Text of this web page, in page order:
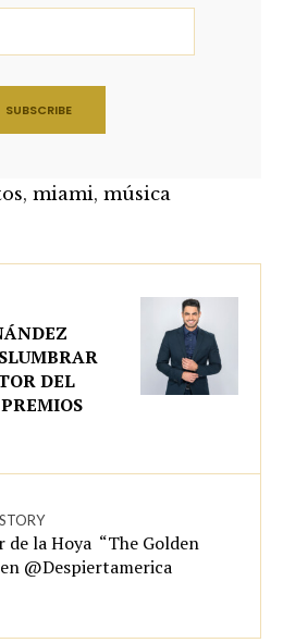
, miami, música
DEL
de la Hoya “The Golden
@Despiertamerica